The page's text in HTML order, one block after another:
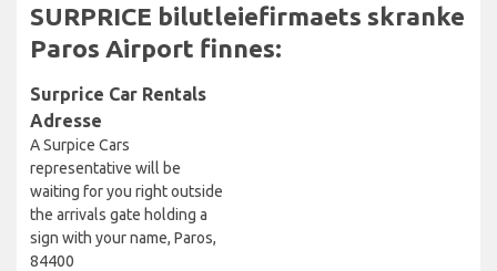
SURPRICE bilutleiefirmaets skranke
Paros Airport finnes:
Surprice Car Rentals
Adresse
A Surpice Cars
representative will be
waiting for you right outside
the arrivals gate holding a
sign with your name, Paros,
84400